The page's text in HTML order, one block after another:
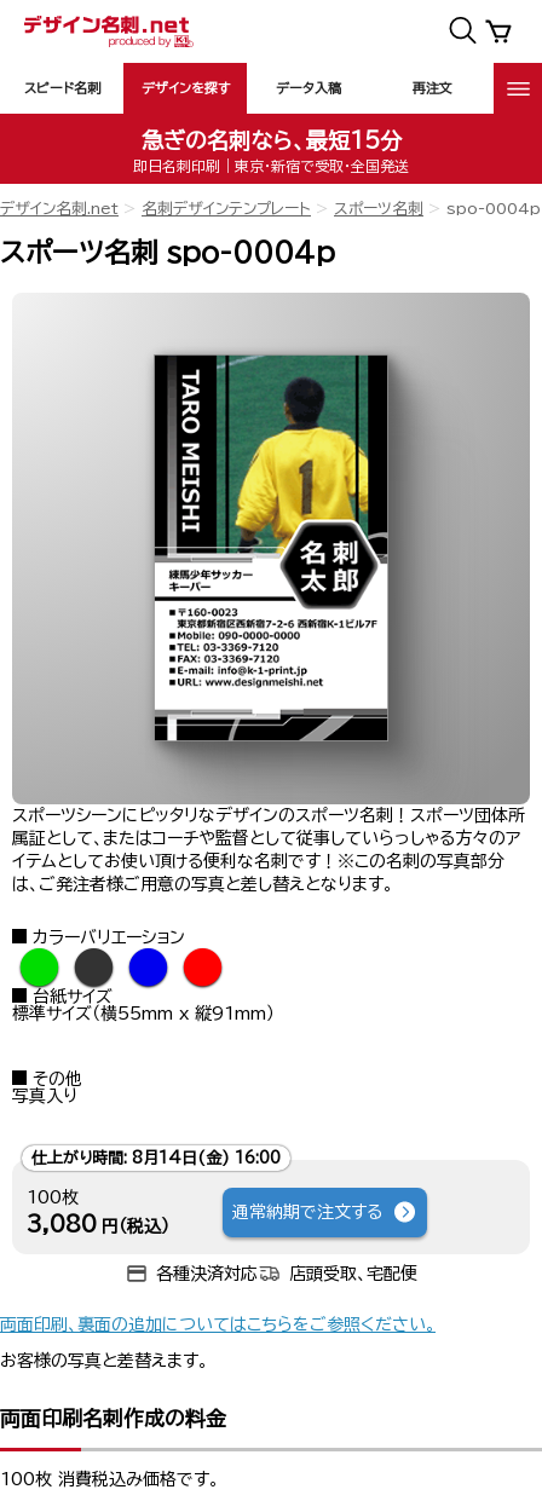
スピード名刺 デザインを探す データ入稿 再注文
急ぎの名刺なら、最短15分
即日名刺印刷｜東京・新宿で受取・全国発送
デザイン名刺.net 名刺デザインテンプレート スポーツ名刺 spo-0004p
スポーツ名刺 spo-0004p
スポーツシーンにピッタリなデザインのスポーツ名刺！スポーツ団体所
属証として、またはコーチや監督として従事していらっしゃる方々のア
イテムとしてお使い頂ける便利な名刺です！※この名刺の写真部分
は、ご発注者様ご用意の写真と差し替えとなります。
カラーバリエーション
● ● ● ●
台紙サイズ
標準サイズ（横55mm x 縦91mm）
その他
写真入り
仕上がり時間: 8月14日(金) 16:00
100枚
3,080 円（税込）
通常納期で注文する
各種決済対応 店頭受取、宅配便
両面印刷、裏面の追加についてはこちらをご参照ください。
お客様の写真と差替えます。
両面印刷名刺作成の料金
100枚 消費税込み価格です。